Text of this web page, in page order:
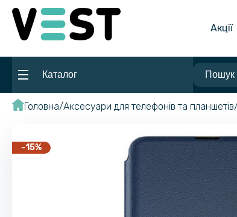
Акції
Каталог
Головна Аксесуари для телефонів та планшетів
-15%